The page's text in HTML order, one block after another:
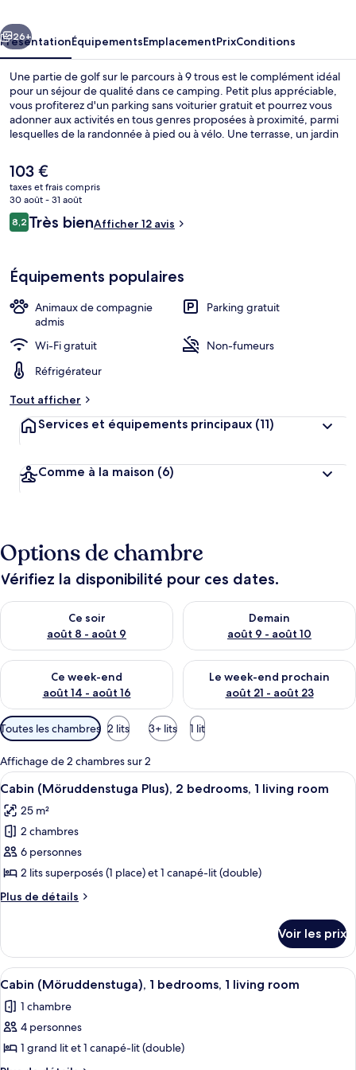
Suivant
26+
PrésentationÉquipementsEmplacementPrixConditions
Une partie de golf sur le parcours à 9 trous est le complément idéal
pour un séjour de qualité dans ce camping. Petit plus appréciable,
vous profiterez d'un parking sans voiturier gratuit et pourrez vous
adonner aux activités en tous genres proposées à proximité, parmi
lesquelles de la randonnée à pied ou à vélo. Une terrasse, un jardin
votre séjour.
Le
prix
actuel
est
de
103 €
taxes et frais compris
30 août - 31 août
Avis
voyageurs
8,28,2 sur 10
Très bienAfficher 12 avis
Équipements populaires
Animaux de compagnie
admis
Parking gratuit
Wi-Fi gratuit
Non-fumeurs
Réfrigérateur
Tout afficher
Services et équipements principaux (11)
Comme à la maison (6)
Options de chambre
Vérifiez la disponibilité pour ces dates.
Ce soir
août 8 - août 9
Vérifier la disponibilité pour ce soir août 8 - août 9
Demain
août 9 - août 10
Vérifier la disponibilité pour
Ce week-end
août 14 - août 16
Vérifier la disponibilité pour ce week-end août 14 - août 16
Le week-end prochain
août 21 - août 23
Vérifier la disponibilité pour
Filtres
disponibles
pour
les
chambres
Toutes les chambres 2 lits 3+ lits 1 lit
Affichage de 2 chambres sur 2
Afficher
toutes
les
photos
pour
ce
type
de
Cabin
(Möruddenstuga
Plus),
2
bedrooms,
1
living
Une petite cabane à un seul étage,
6
Cabin (Möruddenstuga Plus), 2 bedrooms, 1 living room
25 m²
2 chambres
6 personnes
2 lits superposés (1 place) et 1 canapé-lit (double)
Plus de détails
Plus
le
type
de
chambre
Cabin
(Möruddenstuga
2
Voir les prix
Afficher
toutes
les
photos
pour
Une petite cabane avec une
5
Cabin (Möruddenstuga), 1 bedrooms, 1 living room
1 chambre
4 personnes
1 grand lit et 1 canapé-lit (double)